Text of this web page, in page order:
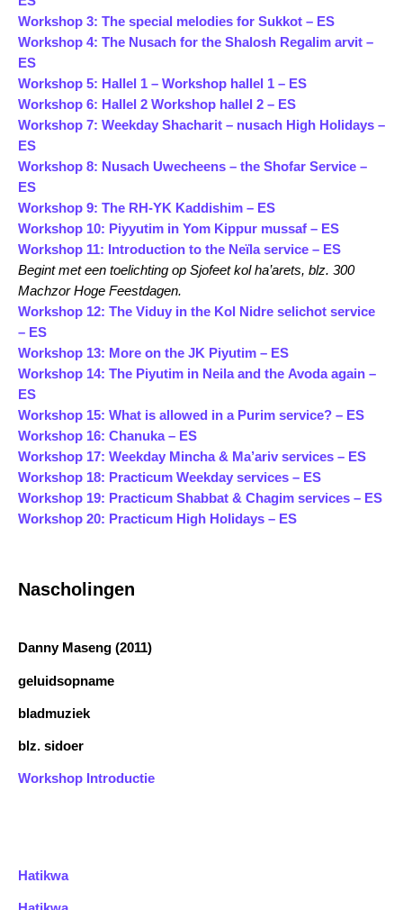
Workshop 3: The special melodies for Sukkot – ES
Workshop 4: The Nusach for the Shalosh Regalim arvit –
ES
Workshop 5: Hallel 1 – Workshop hallel 1 – ES
Workshop 6: Hallel 2 Workshop hallel 2 – ES
Workshop 7: Weekday Shacharit – nusach High Holidays –
ES
Workshop 8: Nusach Uwecheens – the Shofar Service –
ES
Workshop 9: The RH-YK Kaddishim – ES
Workshop 10: Piyyutim in Yom Kippur mussaf – ES
Workshop 11: Introduction to the Neïla service – ES
Begint met een toelichting op Sjofeet kol ha’arets, blz. 300
Machzor Hoge Feestdagen.
Workshop 12: The Viduy in the Kol Nidre selichot service
– ES
Workshop 13: More on the JK Piyutim – ES
Workshop 14: The Piyutim in Neila and the Avoda again –
ES
Workshop 15: What is allowed in a Purim service? – ES
Workshop 16: Chanuka – ES
Workshop 17: Weekday Mincha & Ma’ariv services – ES
Workshop 18: Practicum Weekday services – ES
Workshop 19: Practicum Shabbat & Chagim services – ES
Workshop 20: Practicum High Holidays – ES
Nascholingen
Danny Maseng (2011)
geluidsopname
bladmuziek
blz. sidoer
Workshop Introductie
Hatikwa